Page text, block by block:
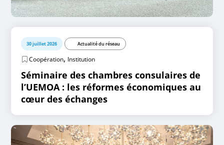
30 juillet 2026 Actualité du réseau
Coopération, Institution
Séminaire des chambres consulaires de
l’UEMOA : les réformes économiques au
cœur des échanges